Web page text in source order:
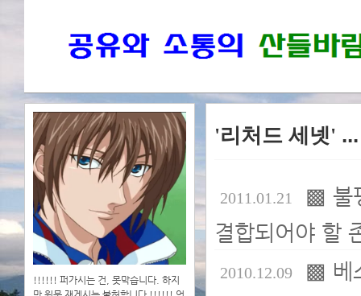
!!!!!! 퍼가시는 건, 못막습니다. 하지
'리처드 세넷'
2011.01.21 ▩ 불
결합되어야 할
2010.12.09 ▩ 베